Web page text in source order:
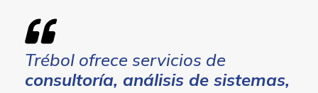
Trébol ofrece servicios de
consultoría, análisis de sistemas,